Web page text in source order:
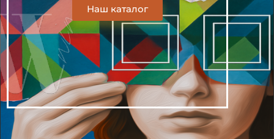
Наш каталог